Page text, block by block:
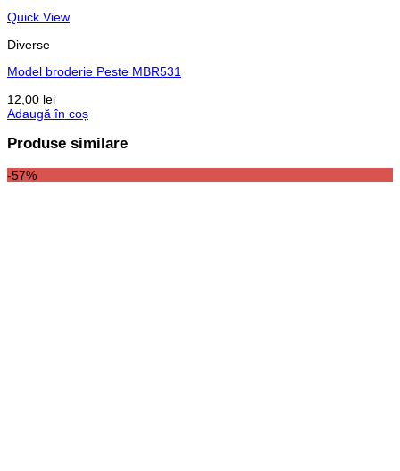
Quick View
Diverse
Model broderie Peste MBR531
12,00 lei
Adaugă în coș
Produse similare
-57%